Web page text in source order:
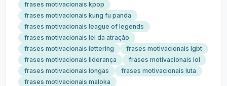
frases motivacionais kpop
frases motivacionais kung fu panda
frases motivacionais league of legends
frases motivacionais lei da atração
frases motivacionais lettering
frases motivacionais lgbt
frases motivacionais liderança
frases motivacionais lol
frases motivacionais longas
frases motivacionais luta
frases motivacionais maloka